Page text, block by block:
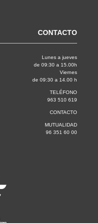
CONTACTO
Lunes a jueves
de 09:30 a 15.00h
Viernes
de 09:30 a 14.00 h
TELÉFONO
963 510 619
CONTACTO
MUTUALIDAD
96 351 60 00